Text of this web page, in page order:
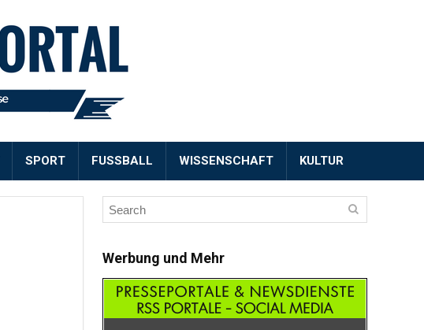
SPORT FUSSBALL WISSENSCHAFT KULTUR
Werbung und Mehr